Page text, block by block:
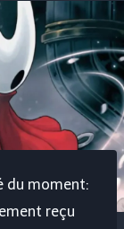
du moment:
reçu